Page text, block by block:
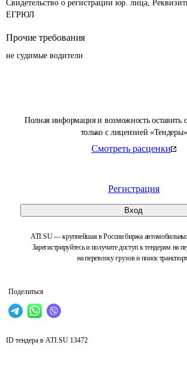
Полная информация и возможность оставить
только с лицензией «Тендеры»
Смотреть расценки
Регистрация
Вход
ATI.SU — крупнейшая в России биржа
Зарегистрируйтесь и получите доступ к тендерам на
на перевозку грузов и поиск
Поделиться
Свидетельство о регистрации юр. лица,
ЕГРЮЛ
Прочие требования
не судимые водители
ID тендера в ATI.SU 13472